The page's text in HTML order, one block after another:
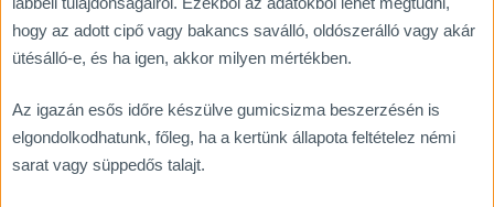
hogy az adott cipő vagy bakancs saválló, oldószerálló vagy akár
ütésálló-e, és ha igen, akkor milyen mértékben.
Az igazán esős időre készülve gumicsizma beszerzésén is
elgondolkodhatunk, főleg, ha a kertünk állapota feltételez némi
sarat vagy süppedős talajt.